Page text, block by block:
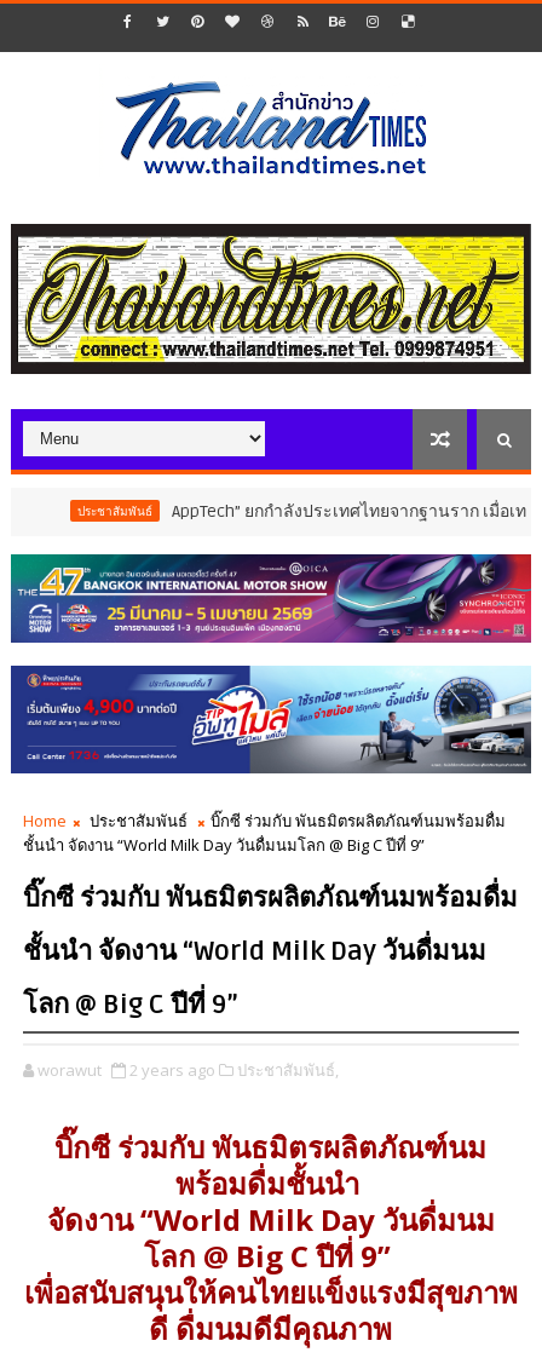
AppTech”​ ยกกำลังประเทศไทยจากฐานราก เมื่อเทคโนโลยีที่เหมาะส
Home ประชาสัมพันธ์
บิ๊กซี ร่วมกับ พันธมิตรผลิตภัณฑ์นมพร้อมดื่ม
ชั้นนำ จัดงาน “World Milk Day วันดื่มนมโลก @ Big C ปีที่ 9”
บิ๊กซี ร่วมกับ พันธมิตรผลิตภัณฑ์นมพร้อมดื่ม
ชั้นนำ จัดงาน “World Milk Day วันดื่มนม
โลก @ Big C ปีที่ 9”
worawut 2 years ago ประชาสัมพันธ์,
บิ๊กซี ร่วมกับ พันธมิตรผลิตภัณฑ์นม
พร้อมดื่มชั้นนำ
จัดงาน “World Milk Day วันดื่มนม
โลก @ Big C ปีที่ 9”
เพื่อสนับสนุนให้คนไทยแข็งแรงมีสุขภาพ
ดี ดื่มนมดีมีคุณภาพ